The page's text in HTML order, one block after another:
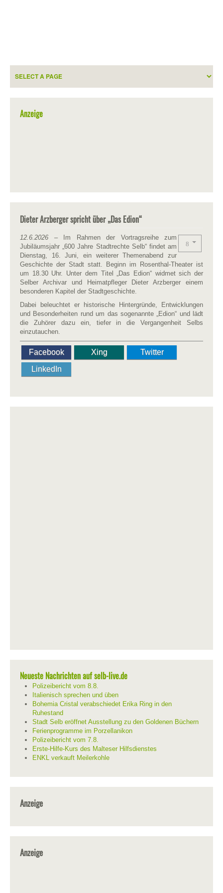
Anzeige
Dieter Arzberger spricht über „Das Edion“
12.6.2026 – Im Rahmen der Vortragsreihe zum
Jubiläumsjahr „600 Jahre Stadtrechte Selb“ findet am
Dienstag, 16. Juni, ein weiterer Themenabend zur
Geschichte der Stadt statt. Beginn im Rosenthal-Theater ist
um 18.30 Uhr. Unter dem Titel „Das Edion“ widmet sich der
Selber Archivar und Heimatpfleger Dieter Arzberger einem
besonderen Kapitel der Stadtgeschichte.
Dabei beleuchtet er historische Hintergründe, Entwicklungen
und Besonderheiten rund um das sogenannte „Edion“ und lädt
die Zuhörer dazu ein, tiefer in die Vergangenheit Selbs
einzutauchen.
Facebook Xing
Twitter
LinkedIn
Neueste Nachrichten auf selb-live.de
Polizeibericht vom 8.8.
Italienisch sprechen und üben
Bohemia Cristal verabschiedet Erika Ring in den
Ruhestand
Stadt Selb eröffnet Ausstellung zu den Goldenen Büchern
Ferienprogramme im Porzellanikon
Polizeibericht vom 7.8.
Erste-Hilfe-Kurs des Malteser Hilfsdienstes
ENKL verkauft Meilerkohle
Anzeige
Anzeige